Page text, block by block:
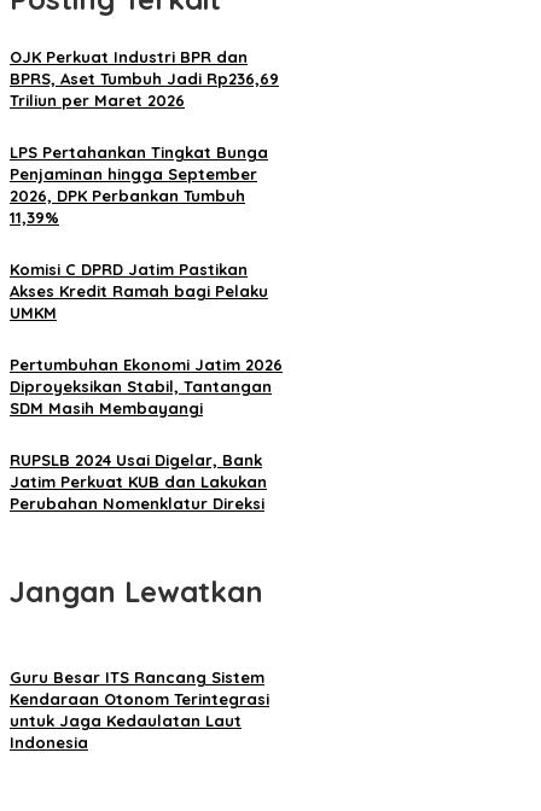
OJK Perkuat Industri BPR dan
BPRS, Aset Tumbuh Jadi Rp236,69
Triliun per Maret 2026
LPS Pertahankan Tingkat Bunga
Penjaminan hingga September
2026, DPK Perbankan Tumbuh
11,39%
Komisi C DPRD Jatim Pastikan
Akses Kredit Ramah bagi Pelaku
UMKM
Pertumbuhan Ekonomi Jatim 2026
Diproyeksikan Stabil, Tantangan
SDM Masih Membayangi
RUPSLB 2024 Usai Digelar, Bank
Jatim Perkuat KUB dan Lakukan
Perubahan Nomenklatur Direksi
Jangan Lewatkan
Guru Besar ITS Rancang Sistem
Kendaraan Otonom Terintegrasi
untuk Jaga Kedaulatan Laut
Indonesia